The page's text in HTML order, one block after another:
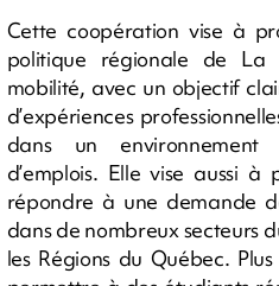
Cette coopération vise à
politique régionale de La
mobilité, avec un objectif
d’expériences
dans un
d’emplois. Elle vise aussi
répondre à une demande
dans de nombreux secteurs
les Régions du Québec.